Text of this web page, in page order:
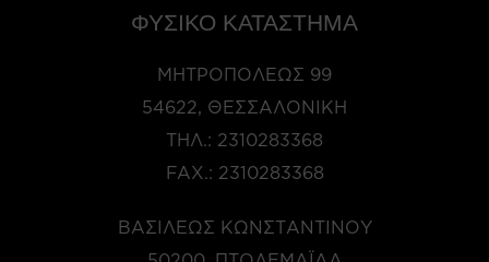
ΦΥΣΙΚΟ ΚΑΤΑΣΤΗΜΑ
ΜΗΤΡΟΠΌΛΕΩΣ 99
54622, ΘΕΣΣΑΛΟΝΊΚΗ
ΤΗΛ.: 2310283368
FAX.: 2310283368
ΒΑΣΙΛΈΩΣ ΚΩΝΣΤΑΝΤΊΝΟΥ